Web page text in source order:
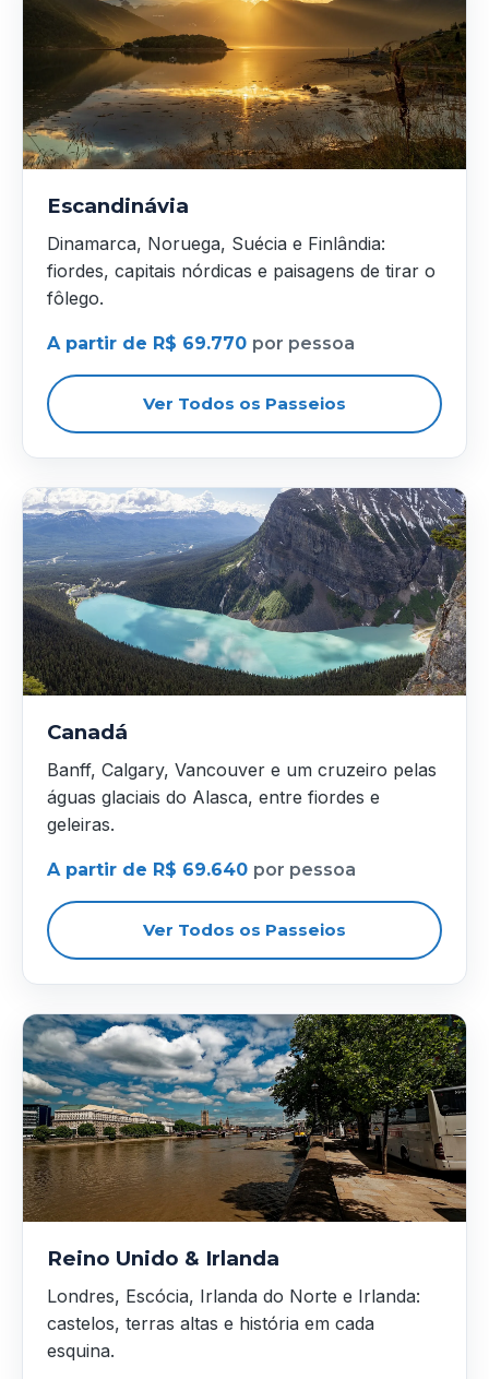
Escandinávia
Dinamarca, Noruega, Suécia e Finlândia:
fiordes, capitais nórdicas e paisagens de tirar o
fôlego.
A partir de R$ 69.770 por pessoa
Ver Todos os Passeios
Canadá
Banff, Calgary, Vancouver e um cruzeiro pelas
águas glaciais do Alasca, entre fiordes e
geleiras.
A partir de R$ 69.640 por pessoa
Ver Todos os Passeios
Reino Unido & Irlanda
Londres, Escócia, Irlanda do Norte e Irlanda:
castelos, terras altas e história em cada
esquina.